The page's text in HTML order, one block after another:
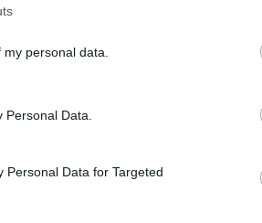
personal data.
Data.
Personal Data for Targeted
de la Virgen